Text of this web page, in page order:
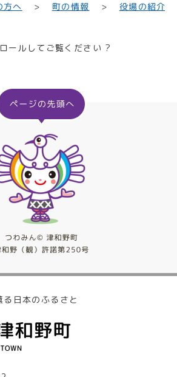
方へ 町の情報 役場の紹介
ールしてご覧ください ?
日本のふるさと